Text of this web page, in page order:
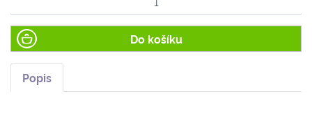
Do košíku
Popis